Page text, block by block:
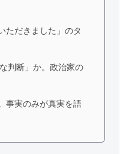
ただきました」のタ
判断」か。政治家の
事実のみが真実を語